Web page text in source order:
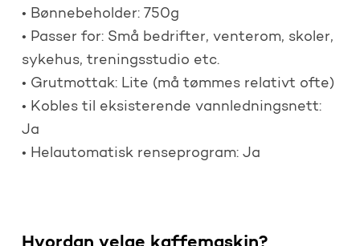
• Bønnebeholder: 750g
• Passer for: Små bedrifter, venterom, skoler,
sykehus, treningsstudio etc.
• Grutmottak: Lite (må tømmes relativt ofte)
• Kobles til eksisterende vannledningsnett:
Ja
• Helautomatisk renseprogram: Ja